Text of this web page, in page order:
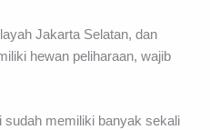
Jakarta Selatan, dan
hewan peliharaan, wajib
sudah memiliki banyak sekali